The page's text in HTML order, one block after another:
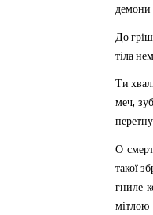
демони
До
тіла
Ти
меч,
перетну
О
такої
гниле
мітлою